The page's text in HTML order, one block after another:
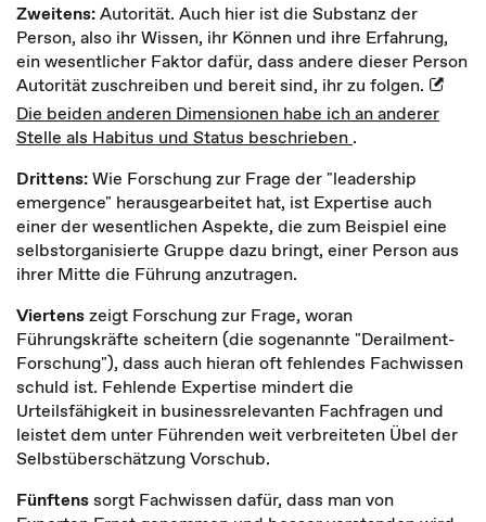
Zweitens:Autorität. Auch hier ist die Substanz der
Person, also ihr Wissen, ihr Können und ihre Erfahrung,
ein wesentlicher Faktor dafür, dass andere dieser Person
Autorität zuschreiben und bereit sind, ihr zu folgen.
Die beiden anderen Dimensionen habe ich an anderer
Stelle als Habitus und Status beschrieben .
Drittens:Wie Forschung zur Frage der "leadership
emergence" herausgearbeitet hat, ist Expertise auch
einer der wesentlichen Aspekte, die zum Beispiel eine
selbstorganisierte Gruppe dazu bringt, einer Person aus
ihrer Mitte die Führung anzutragen.
Viertenszeigt Forschung zur Frage, woran
Führungskräfte scheitern (die sogenannte "Derailment-
Forschung"), dass auch hieran oft fehlendes Fachwissen
schuld ist. Fehlende Expertise mindert die
Urteilsfähigkeit in businessrelevanten Fachfragen und
leistet dem unter Führenden weit verbreiteten Übel der
Selbstüberschätzung Vorschub.
Fünftenssorgt Fachwissen dafür, dass man von